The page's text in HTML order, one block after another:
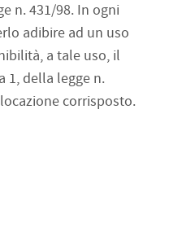
n. 431/98. In ogni
adibire ad un uso
a tale uso, il
1, della legge n.
corrisposto.